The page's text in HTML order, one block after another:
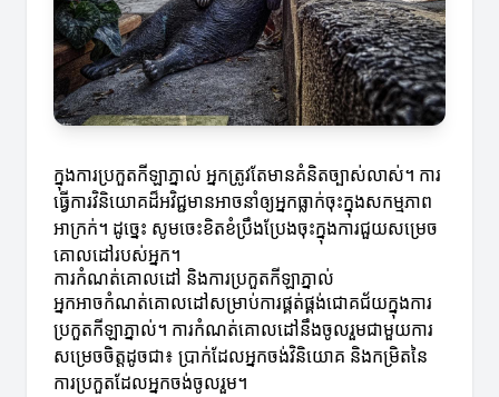
ក្នុងការប្រកួតកីឡាភ្នាល់ អ្នកត្រូវតែមានគំនិតច្បាស់លាស់។ ការ
ធ្វើការវិនិយោគដ៏អវិជ្ជមានអាចនាំឲ្យអ្នកធ្លាក់ចុះក្នុងសកម្មភាព
អាក្រក់។ ដូច្នេះ សូមចេះខិតខំប្រឹងប្រែងចុះក្នុងការជួយសម្រេច
គោលដៅរបស់អ្នក។
ការកំណត់គោលដៅ និងការប្រកួតកីឡាភ្នាល់
អ្នកអាចកំណត់គោលដៅសម្រាប់ការផ្គត់ផ្គង់ជោគជ័យក្នុងការ
ប្រកួតកីឡាភ្នាល់។ ការកំណត់គោលដៅនឹងចូលរួមជាមួយការ
សម្រេចចិត្តដូចជា៖ ប្រាក់ដែលអ្នកចង់វិនិយោគ និងកម្រិតនៃ
ការប្រកួតដែលអ្នកចង់ចូលរួម។